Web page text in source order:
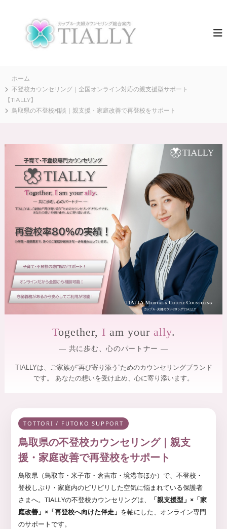
ッ
リ
グ
A
L
Y
【
公
式
】
｜
全
国
オ
ン
ラ
ン
・
カ
夫
婦
談
全
夫
カ
ッ
の
“
再
出
発
”
を
サ
ポ
ー
ト
し
ま
す
。
専
の
セ
ラ
笑
顔
取
り
戻
せ
る
ホーム
不登校カウンセリング｜全国オンライン対応の親支援型サポート
【TIALLY】
鳥取県の不登校相談｜親支援・家庭改善で再登校をサポート
Together, I am your ally.
― 共に歩む、心のパートナー ―
TIALLYは、ご家族が“再び寄り添う”ためのカウンセリングブランド
です。
あなたの想いを受け止め、心に寄り添います。
TOTTORI / FUTOKO SUPPORT
鳥取県の不登校カウンセリング｜親支
援・家庭改善で再登校をサポート
鳥取県（鳥取市・米子市・倉吉市・境港市ほか）で、不登校・
登校しぶり・家庭内のピリピリした空気に悩まれている保護者
さまへ。TIALLYの不登校カウンセリングは、
「親支援型」×「家
庭改善」×「再登校へ向けた伴走」 を軸にした、オンライン専門
のサポートです。